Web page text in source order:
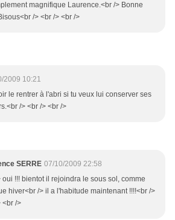
magnifique Laurence.<br /> Bonne
/> <br /> <br />
2009 10:21
le rentrer à l'abri si tu veux lui conserver ses
/> <br /> <br />
SERRE 07/10/2009 22:58
oui !!! bientot il rejoindra le sous sol, comme
hiver<br /> il a l'habitude maintenant !!!!<br />
<br />